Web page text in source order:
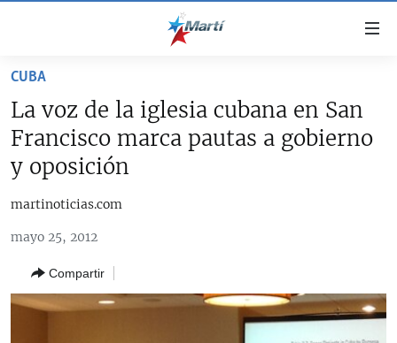
accesibilidad
contenido
principal
navegación
principalSOBRE CUBA
ESTADOS UNIDOS
DEPORTES
ARTE Y ENTRETENIMIENTO
CUBA
La voz de la iglesia cubana en San
Francisco marca pautas a gobierno
y oposición
martinoticias.com
mayo 25, 2012
Compartir